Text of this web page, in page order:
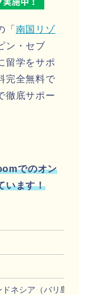
「 南国リゾ
ン・セブ
留学をサポ
完全無料で
徹底サポー
でのオン
います！
ネシア（バリ島）